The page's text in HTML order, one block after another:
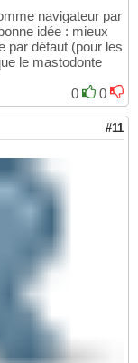
navigateur par
idée : mieux
par défaut (pour les
le mastodonte
0
0
#11